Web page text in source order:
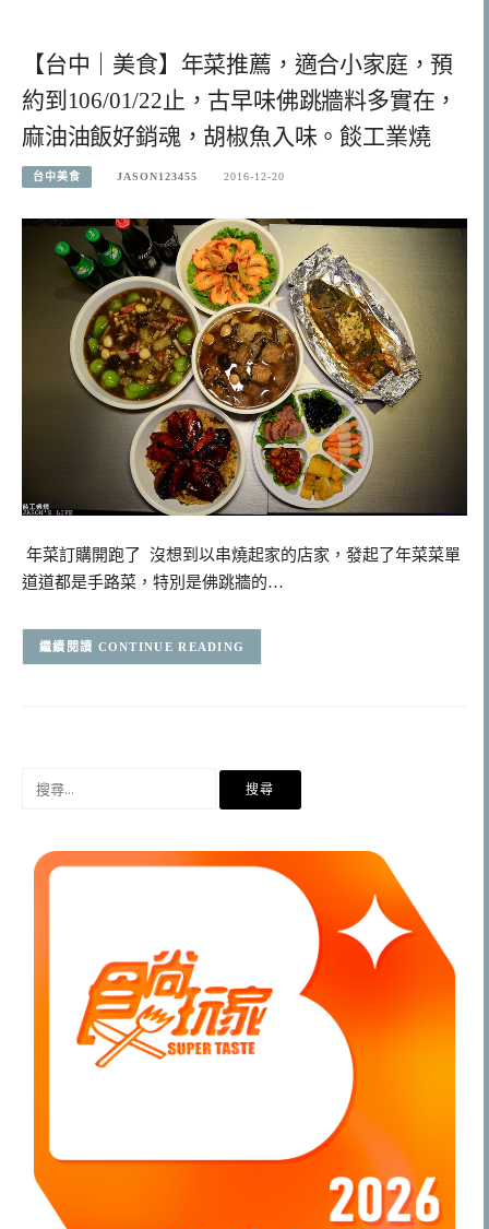
【台中｜美食】年菜推薦，適合小家庭，預
約到106/01/22止，古早味佛跳牆料多實在，
麻油油飯好銷魂，胡椒魚入味。餤工業燒
台中美食 JASON123455 2016-12-20
年菜訂購開跑了 沒想到以串燒起家的店家，發起了年菜菜單
道道都是手路菜，特別是佛跳牆的…
CONTINUE READING
字: